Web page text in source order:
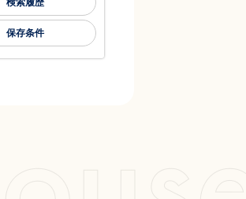
検索履歴
保存条件